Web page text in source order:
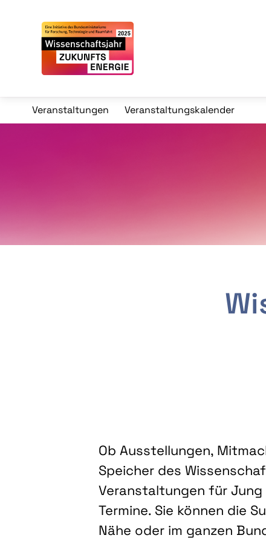
Veranstaltungen Veranstaltungskalender
Ob Ausstellungen,
Speicher des
Veranstaltungen für Jung
Termine. Sie können die
Nähe oder im ganzen